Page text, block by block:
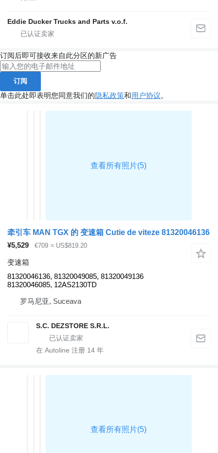
Eddie Ducker Trucks and Parts v.o.f.
订阅后即可接收来自此分区的新广告
订阅
单击此处即表明您同意我们的隐私政策和用户协议。
牵引车 MAN TGX 的 变速箱 Cutie de viteze 81320046136
¥5,529
€709 ≈ US$819.20
变速箱
81320046136, 81320049085, 81320049136
81320046085, 12AS2130TD
罗马尼亚, Suceava
S.C. DEZSTORE S.R.L.
在 Autoline 注册 14 年